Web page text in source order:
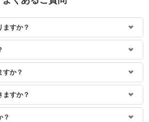
ますか？
すか？
ますか？
？